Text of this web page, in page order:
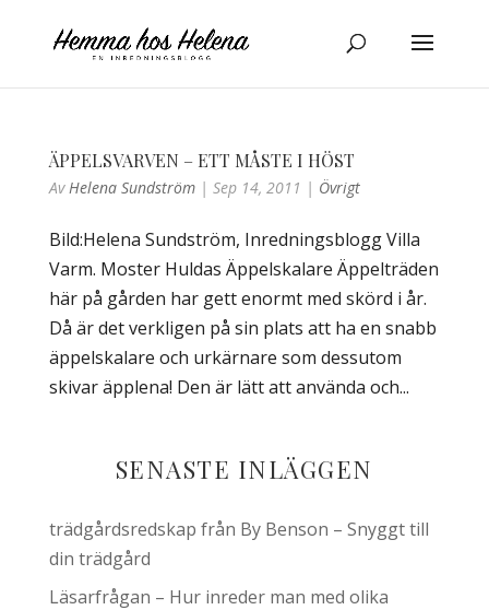
ÄPPELSVARVEN – ETT MÅSTE I HÖST
AvHelena Sundström| Sep 14, 2011 | Övrigt
Bild:Helena Sundström, Inredningsblogg Villa
Varm. Moster Huldas Äppelskalare Äppelträden
här på gården har gett enormt med skörd i år.
Då är det verkligen på sin plats att ha en snabb
äppelskalare och urkärnare som dessutom
skivar äpplena! Den är lätt att använda och...
SENASTE INLÄGGEN
trädgårdsredskap från By Benson – Snyggt till
din trädgård
Läsarfrågan – Hur inreder man med olika